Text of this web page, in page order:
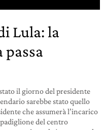
Lula: la
passa
il giorno del presidente
sarebbe stato quello
che assumerà l’incarico
del centro